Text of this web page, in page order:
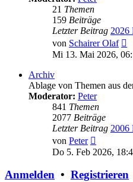
21 Themen
159 Beiträge
Letzter Beitrag 2026
von Schairer Olaf
Mi 13. Mai 2026,
Archiv
Ablage von Themen aus
Moderator: Peter
841 Themen
2077 Beiträge
Letzter Beitrag 2006
von Peter
Beitrag
Do 5. Feb 2026,
Anmelden • Registrieren